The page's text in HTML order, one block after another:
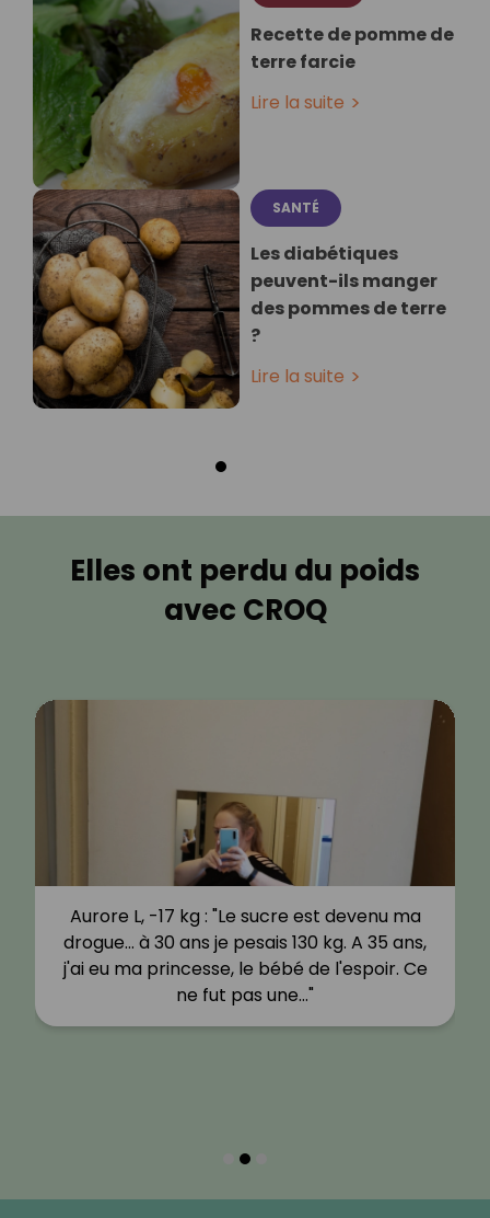
Recette de pomme de
terre farcie
Lire la suite
SANTÉ
Les diabétiques
peuvent-ils manger
des pommes de terre
?
Lire la suite
Elles ont perdu du poids
avec CROQ
Aurore L, -17 kg : "Le sucre est devenu ma
drogue… à 30 ans je pesais 130 kg. A 35 ans,
j'ai eu ma princesse, le bébé de l'espoir. Ce
ne fut pas une…"